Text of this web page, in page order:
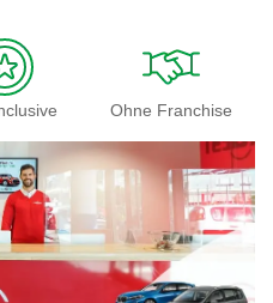
Ohne Franchise